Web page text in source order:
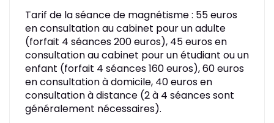
Tarif de la séance de magnétisme : 55 euros
en consultation au cabinet pour un adulte
(forfait 4 séances 200 euros), 45 euros en
consultation au cabinet pour un étudiant ou un
enfant (forfait 4 séances 160 euros), 60 euros
en consultation à domicile, 40 euros en
consultation à distance (2 à 4 séances sont
généralement nécessaires).